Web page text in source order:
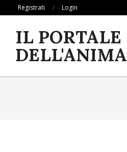
content
Registrati Login
IL PORTALE
DELL'ANIMA